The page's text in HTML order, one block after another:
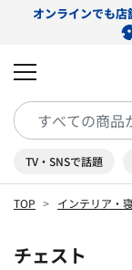
オンラインでも店
TV・SNSで話題
TOP インテリア・
チェスト